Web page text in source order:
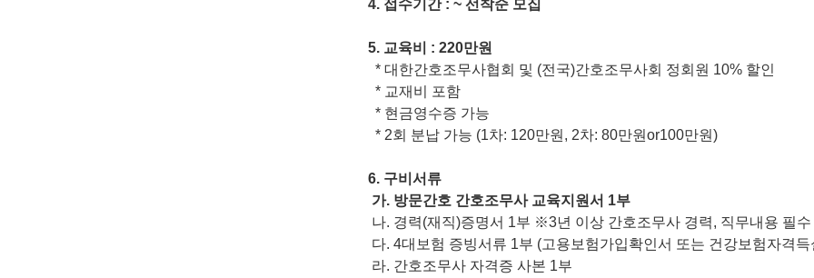
4. 접수기간 : ~ 선착순 모집
5. 교육비 : 220만원
* 대한간호조무사협회 및 (전국)간호조무사회 정회원 10% 할인
* 교재비 포함
* 현금영수증 가능
* 2회 분납 가능 (1차: 120만원, 2차: 80만원or100만원)
6. 구비서류
가. 방문간호 간호조무사 교육지원서 1부
나. 경력(재직)증명서 1부 ※3년 이상 간호조무사 경력, 직무내용 필수
다. 4대보험 증빙서류 1부 (고용보험가입확인서 또는 건강보험자격득
라. 간호조무사 자격증 사본 1부